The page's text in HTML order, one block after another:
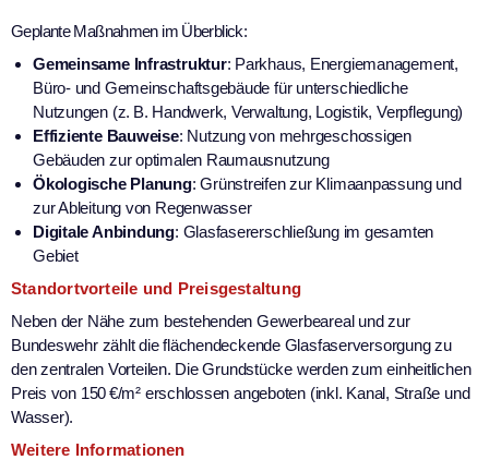
Geplante Maßnahmen im Überblick:
Gemeinsame Infrastruktur: Parkhaus, Energiemanagement,
Büro- und Gemeinschaftsgebäude für unterschiedliche
Nutzungen (z. B. Handwerk, Verwaltung, Logistik, Verpflegung)
Effiziente Bauweise: Nutzung von mehrgeschossigen
Gebäuden zur optimalen Raumausnutzung
Ökologische Planung: Grünstreifen zur Klimaanpassung und
zur Ableitung von Regenwasser
Digitale Anbindung: Glasfasererschließung im gesamten
Gebiet
Standortvorteile und Preisgestaltung
Neben der Nähe zum bestehenden Gewerbeareal und zur
Bundeswehr zählt die flächendeckende Glasfaserversorgung zu
den zentralen Vorteilen. Die Grundstücke werden zum einheitlichen
Preis von 150 €/m² erschlossen angeboten (inkl. Kanal, Straße und
Wasser).
Weitere Informationen